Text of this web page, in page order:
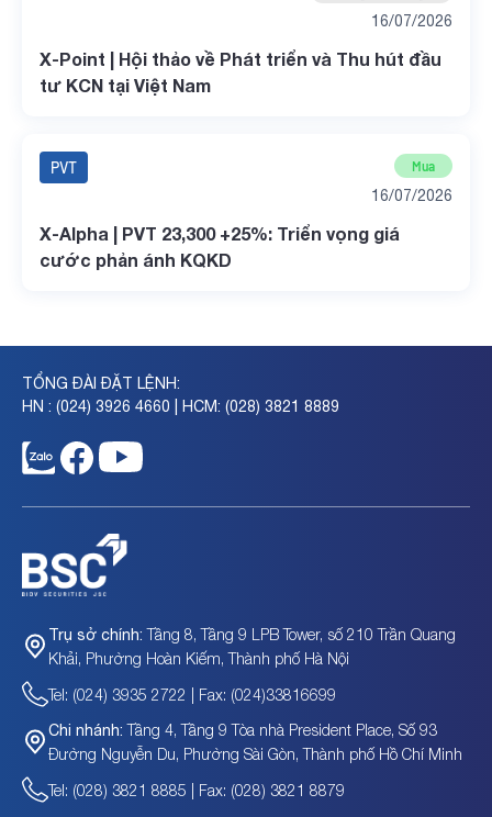
16/07/2026
X-Point | Hội thảo về Phát triển và Thu hút đầu
tư KCN tại Việt Nam
PVT Mua
16/07/2026
X-Alpha | PVT 23,300 +25%: Triển vọng giá
cước phản ánh KQKD
TỔNG ĐÀI ĐẶT LỆNH:
HN : (024) 3926 4660 | HCM: (028) 3821 8889
Trụ sở chính: Tầng 8, Tầng 9 LPB Tower, số 210 Trần Quang
Khải, Phường Hoàn Kiếm, Thành phố Hà Nội
Tel: (024) 3935 2722 | Fax: (024)33816699
Chi nhánh: Tầng 4, Tầng 9 Tòa nhà President Place, Số 93
Đường Nguyễn Du, Phường Sài Gòn, Thành phố Hồ Chí Minh
Tel: (028) 3821 8885 | Fax: (028) 3821 8879